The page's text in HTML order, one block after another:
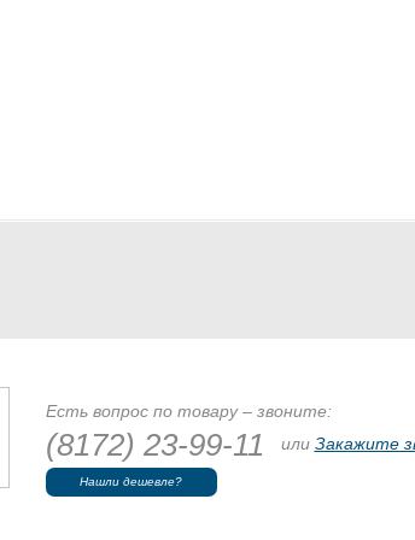
Есть вопрос по товару – звоните:
(8172) 23-99-11 или Закажите
Нашли дешевле?